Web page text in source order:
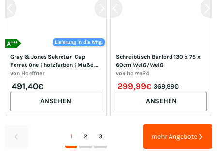
Lieferung in die Whg.
A+++
Gray & Jones Sekretär  Cap
Ferrat One ¦ holzfarben ¦ Maße
(cm): B: 60 H: 85
von Hoeffner
491,40€
ANSEHEN
Schreibtisch Barford 130 x 75 x
60cm Weiß/Weiß
von home24
299,99€ 369,99€
ANSEHEN
1 2 3 mehr Angebote